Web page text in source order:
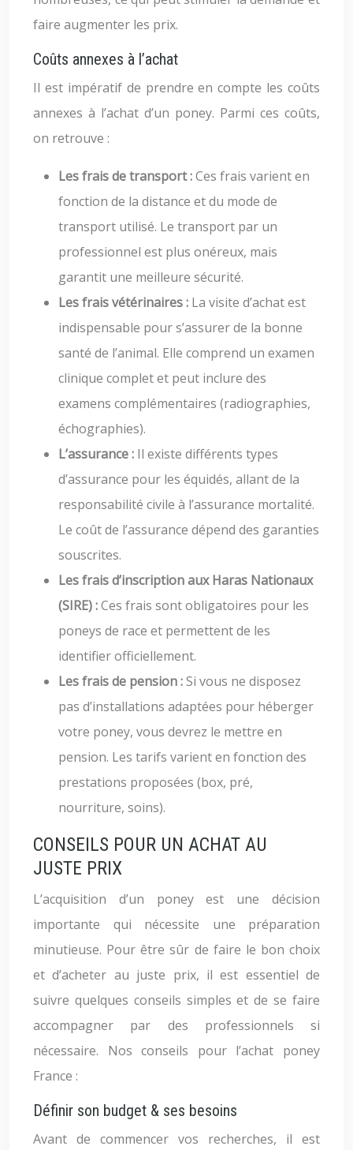
faire augmenter les prix.
Coûts annexes à l’achat
Il est impératif de prendre en compte les coûts
annexes à l’achat d’un poney. Parmi ces coûts,
on retrouve :
Les frais de transport :Ces frais varient en
fonction de la distance et du mode de
transport utilisé. Le transport par un
professionnel est plus onéreux, mais
garantit une meilleure sécurité.
Les frais vétérinaires : La visite d’achat est
indispensable pour s’assurer de la bonne
santé de l’animal. Elle comprend un examen
clinique complet et peut inclure des
examens complémentaires (radiographies,
échographies).
L’assurance : Il existe différents types
d’assurance pour les équidés, allant de la
responsabilité civile à l’assurance mortalité.
Le coût de l’assurance dépend des garanties
souscrites.
Les frais d’inscription aux Haras Nationaux
(SIRE) :Ces frais sont obligatoires pour les
poneys de race et permettent de les
identifier officiellement.
Les frais de pension :Si vous ne disposez
pas d’installations adaptées pour héberger
votre poney, vous devrez le mettre en
pension. Les tarifs varient en fonction des
prestations proposées (box, pré,
nourriture, soins).
CONSEILS POUR UN ACHAT AU
JUSTE PRIX
L’acquisition d’un poney est une décision
importante qui nécessite une préparation
minutieuse. Pour être sûr de faire le bon choix
et d’acheter au juste prix, il est essentiel de
suivre quelques conseils simples et de se faire
accompagner par des professionnels si
nécessaire. Nos conseils pour l’achat poney
France :
Définir son budget & ses besoins
Avant de commencer vos recherches, il est